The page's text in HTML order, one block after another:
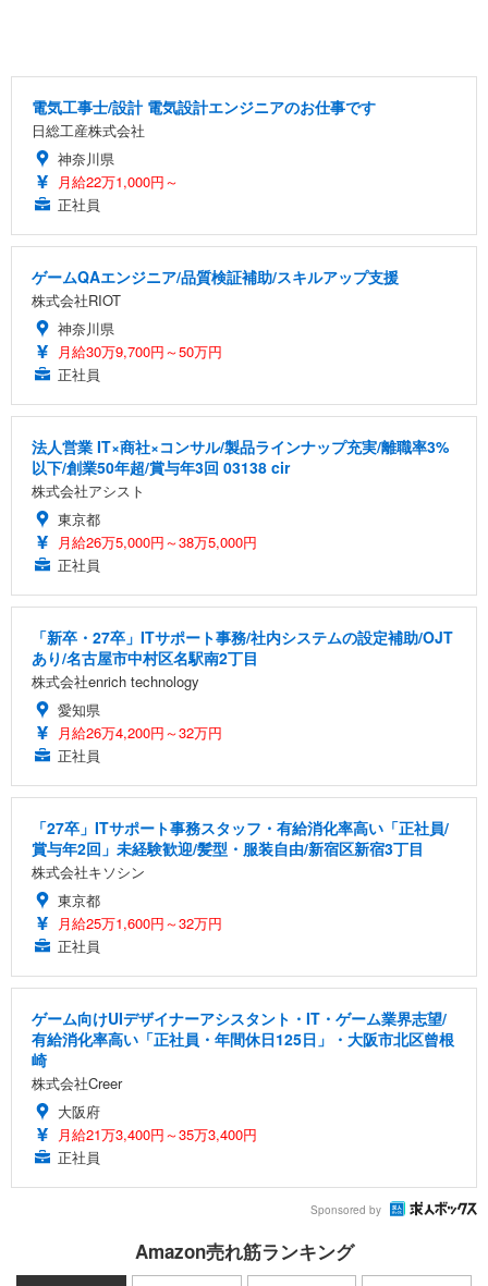
電気工事士/設計 電気設計エンジニアのお仕事です
日総工産株式会社
神奈川県
月給22万1,000円～
正社員
ゲームQAエンジニア/品質検証補助/スキルアップ支援
株式会社RIOT
神奈川県
月給30万9,700円～50万円
正社員
法人営業 IT×商社×コンサル/製品ラインナップ充実/離職率3%
以下/創業50年超/賞与年3回 03138 cir
株式会社アシスト
東京都
月給26万5,000円～38万5,000円
正社員
「新卒・27卒」ITサポート事務/社内システムの設定補助/OJT
あり/名古屋市中村区名駅南2丁目
株式会社enrich technology
愛知県
月給26万4,200円～32万円
正社員
「27卒」ITサポート事務スタッフ・有給消化率高い「正社員/
賞与年2回」未経験歓迎/髪型・服装自由/新宿区新宿3丁目
株式会社キソシン
東京都
月給25万1,600円～32万円
正社員
ゲーム向けUIデザイナーアシスタント・IT・ゲーム業界志望/
有給消化率高い「正社員・年間休日125日」・大阪市北区曾根
崎
株式会社Creer
大阪府
月給21万3,400円～35万3,400円
正社員
Sponsored by
Amazon売れ筋ランキング